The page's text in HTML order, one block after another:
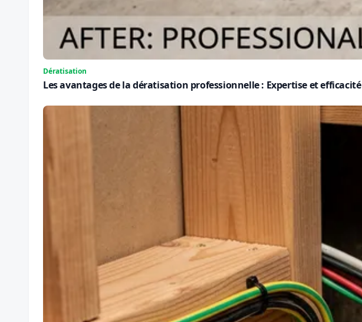
Dératisation
Les avantages de la dératisation professionnelle : Expertise et efficacité